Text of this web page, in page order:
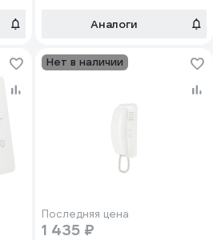
Аналоги
Нет в наличии
Последняя цена
1 435 ₽